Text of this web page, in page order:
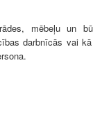
mēbeļu un
darbnīcās vai